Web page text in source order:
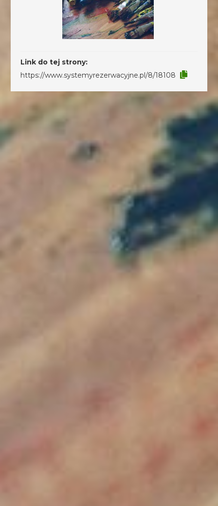
Link do tej strony:
https://www.systemyrezerwacyjne.pl/8/18108